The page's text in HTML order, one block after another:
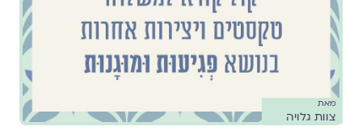
מאת
צוות גלויה